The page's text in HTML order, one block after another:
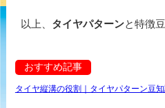
以上、 タイヤパターンと特徴
おすすめ記事
タイヤ縦溝の役割｜タイヤパターン豆